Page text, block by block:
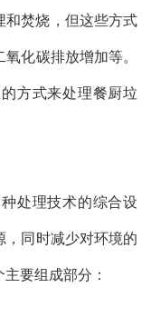
和焚烧，但这些方式
化碳排放增加等。
方式来处理餐厨垃
处理技术的综合设
同时减少对环境的
要组成部分：